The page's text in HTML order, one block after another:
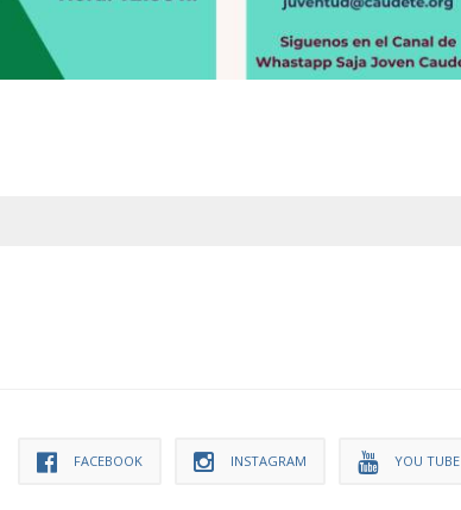
FACEBOOK INSTAGRAM YOU TUBE